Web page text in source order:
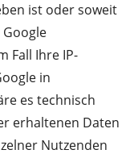
ist oder soweit
Fall Ihre IP-
in
es technisch
erhaltenen Daten
Nutzenden